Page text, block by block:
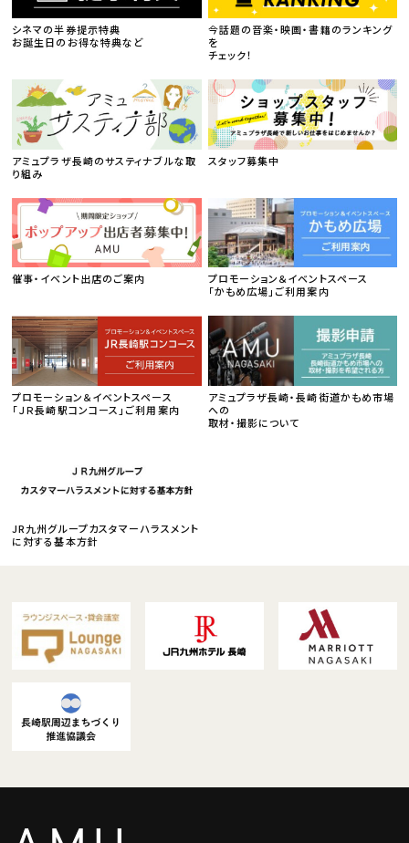
シネマの半券提示特典
お誕生日のお得な特典など
今話題の音楽・映画・書籍のランキング
を
チェック！
アミュプラザ長崎のサスティナブルな取
り組み
スタッフ募集中
催事・イベント出店のご案内
プロモーション＆イベントスペース
「かもめ広場」ご利用案内
プロモーション＆イベントスペース
「ＪＲ長崎駅コンコース」ご利用案内
アミュプラザ長崎・長崎街道かもめ市場
への
取材・撮影について
JR九州グループカスタマーハラスメント
に対する基本方針